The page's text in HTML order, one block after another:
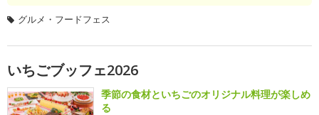
グルメ・フードフェス
いちごブッフェ2026
季節の食材といちごのオリジナル料理が楽しめ
る